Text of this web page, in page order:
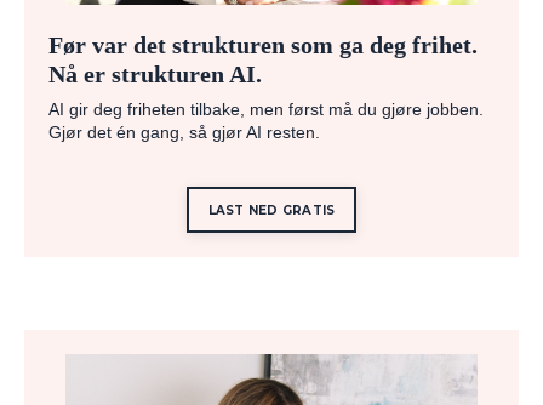
Før var det strukturen som ga deg frihet.
Nå er strukturen AI.
AI gir deg friheten tilbake, men først må du gjøre jobben.
Gjør det én gang, så gjør AI resten.
LAST NED GRATIS